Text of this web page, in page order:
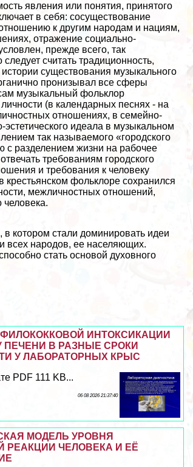
явления или понятия, принятого
в себя: сосуществование
к другим народам и нациям,
отражение социально-
прежде всего, так
считать традиционность,
существования музыкального
пронизывал все сферы
музыкальный фольклор
(в календарных песнях - на
отношениях, в семейно-
идеала в музыкальном
так называемого «городского
с разделением жизни на рабочее
требованиям городского
и требования к человеку
фольклоре сохранился
межличностных отношений,
человека.
котором стали доминировать идеи
всех народов, ее населяющих.
стать основой духовного
ИНТОКСИКАЦИИ
ПЕЧЕНИ В РАЗНЫЕ СРОКИ
У ЛАБОРАТОРНЫХ КРЫС
PDF 111 KB...
06 08 2026 21:37:40
МОДЕЛЬ УРОВНЯ
РЕАКЦИИ ЧЕЛОВЕКА И ЕЁ